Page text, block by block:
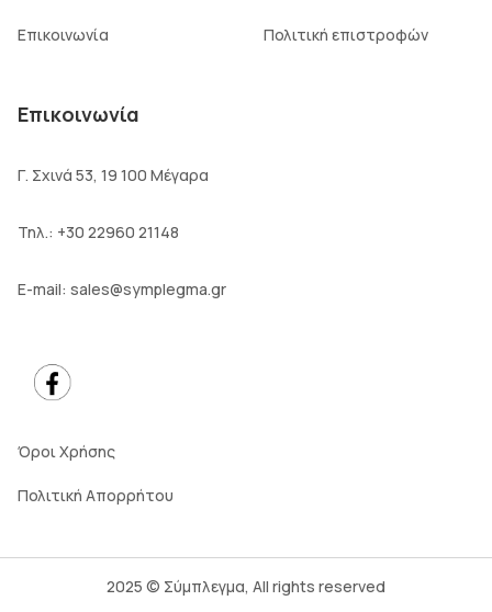
Επικοινωνία Πολιτική επιστροφών
Επικοινωνία
Γ. Σχινά 53, 19 100 Μέγαρα
Τηλ.: +30 22960 21148
E-mail: sales@symplegma.gr
Όροι Χρήσης
Πολιτική Απορρήτου
2025 © Σύμπλεγμα, All rights reserved